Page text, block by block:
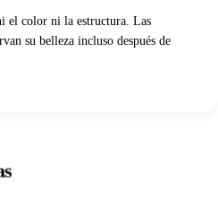
el color ni la estructura. Las
su belleza incluso después de